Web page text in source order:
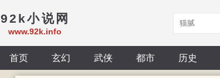
92k小说网
www.92k.info
首页 玄幻 武侠 都市 历史